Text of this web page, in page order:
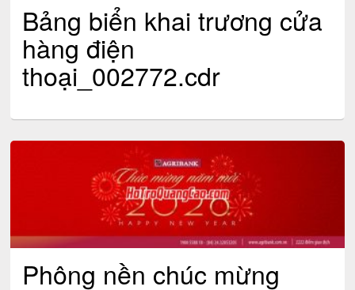
Bảng biển khai trương cửa
hàng điện
thoại_002772.cdr
Phông nền chúc mừng